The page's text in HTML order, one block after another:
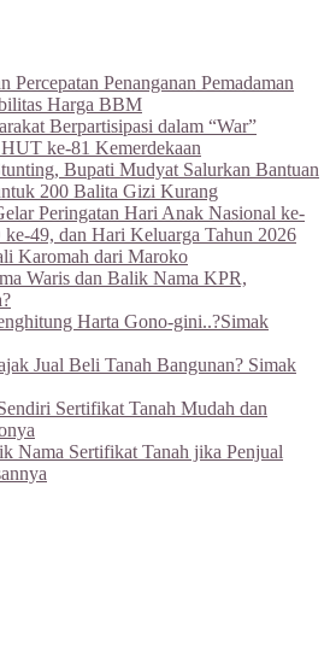
Percepatan Penanganan Pemadaman
Harga BBM
Berpartisipasi dalam “War”
ke-81 Kemerdekaan
Bupati Mudyat Salurkan Bantuan
200 Balita Gizi Kurang
Peringatan Hari Anak Nasional ke-
49, dan Hari Keluarga Tahun 2026
Karomah dari Maroko
Waris dan Balik Nama KPR,
Harta Gono-gini..?Simak
Jual Beli Tanah Bangunan? Simak
Sertifikat Tanah Mudah dan
Nama Sertifikat Tanah jika Penjual